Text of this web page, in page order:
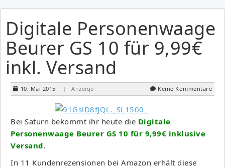
Digitale Personenwaage
Beurer GS 10 für 9,99€
inkl. Versand
10. Mai 2015 | Anzeige Keine Kommentare
Bei Saturn bekommt ihr heute die Digitale
Personenwaage Beurer GS 10 für 9,99€ inklusive
Versand.
In 11 Kundenrezensionen bei Amazon erhält diese